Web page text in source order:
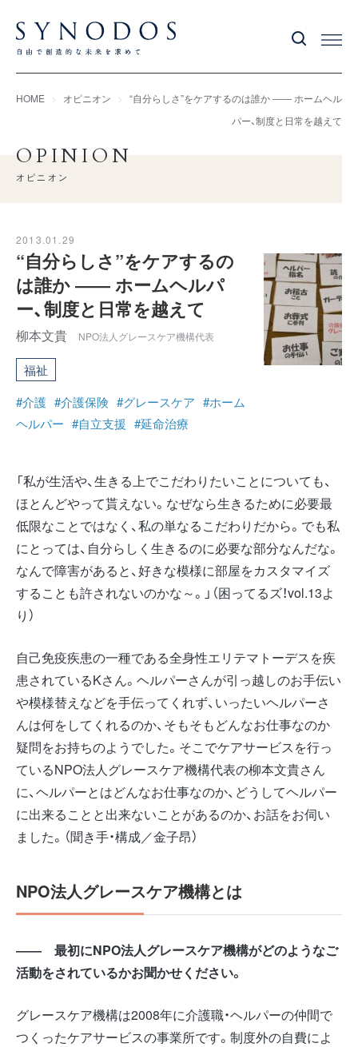
HOME オピニオン
“自分らしさ”をケアするのは誰か ―― ホームヘル
パー、制度と日常を越えて
OPINION
オピニオン
2013.01.29
“自分らしさ”をケアするの
は誰か ―― ホームヘルパ
ー、制度と日常を越えて
柳本文貴 NPO法人グレースケア機構代表
福祉
#介護 #介護保険 #グレースケア #ホーム
ヘルパー #自立支援 #延命治療
「私が生活や、生きる上でこだわりたいことについても、
ほとんどやって貰えない。なぜなら生きるために必要最
低限なことではなく、私の単なるこだわりだから。でも私
にとっては、自分らしく生きるのに必要な部分なんだな。
なんで障害があると、好きな模様に部屋をカスタマイズ
することも許されないのかな～。」（困ってるズ！vol.13よ
り）
自己免疫疾患の一種である全身性エリテマトーデスを疾
患されているKさん。ヘルパーさんが引っ越しのお手伝い
や模様替えなどを手伝ってくれず、いったいヘルパーさ
んは何をしてくれるのか、そもそもどんなお仕事なのか
疑問をお持ちのようでした。そこでケアサービスを行っ
ているNPO法人グレースケア機構代表の柳本文貴さん
に、ヘルパーとはどんなお仕事なのか、どうしてヘルパー
に出来ることと出来ないことがあるのか、お話をお伺い
ました。（聞き手・構成／金子昂）
NPO法人グレースケア機構とは
―― 最初にNPO法人グレースケア機構がどのようなご
活動をされているかお聞かせください。
グレースケア機構は2008年に介護職・ヘルパーの仲間で
つくったケアサービスの事業所です。制度外の自費によ